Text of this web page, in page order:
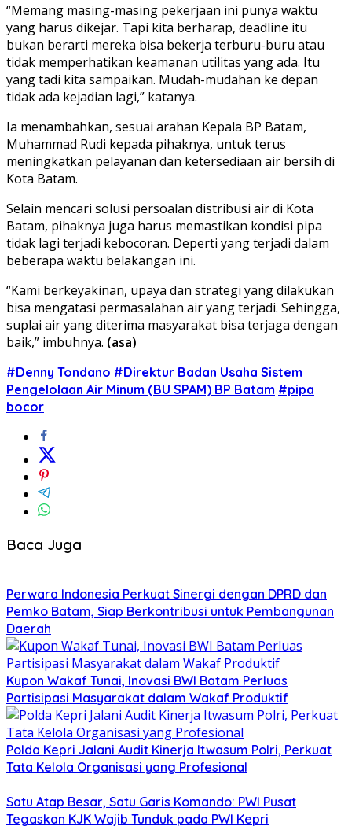
“Memang masing-masing pekerjaan ini punya waktu
yang harus dikejar. Tapi kita berharap, deadline itu
bukan berarti mereka bisa bekerja terburu-buru atau
tidak memperhatikan keamanan utilitas yang ada. Itu
yang tadi kita sampaikan. Mudah-mudahan ke depan
tidak ada kejadian lagi,” katanya.
Ia menambahkan, sesuai arahan Kepala BP Batam,
Muhammad Rudi kepada pihaknya, untuk terus
meningkatkan pelayanan dan ketersediaan air bersih di
Kota Batam.
Selain mencari solusi persoalan distribusi air di Kota
Batam, pihaknya juga harus memastikan kondisi pipa
tidak lagi terjadi kebocoran. Deperti yang terjadi dalam
beberapa waktu belakangan ini.
“Kami berkeyakinan, upaya dan strategi yang dilakukan
bisa mengatasi permasalahan air yang terjadi. Sehingga,
suplai air yang diterima masyarakat bisa terjaga dengan
baik,” imbuhnya. (asa)
#Denny Tondano #Direktur Badan Usaha Sistem
Pengelolaan Air Minum (BU SPAM) BP Batam #pipa
bocor
Baca Juga
Perwara Indonesia Perkuat Sinergi dengan DPRD dan
Pemko Batam, Siap Berkontribusi untuk Pembangunan
Daerah
Kupon Wakaf Tunai, Inovasi BWI Batam Perluas
Partisipasi Masyarakat dalam Wakaf Produktif
Polda Kepri Jalani Audit Kinerja Itwasum Polri, Perkuat
Tata Kelola Organisasi yang Profesional
Satu Atap Besar, Satu Garis Komando: PWI Pusat
Tegaskan KJK Wajib Tunduk pada PWI Kepri